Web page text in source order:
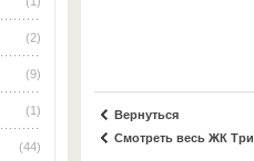
(2)
(9)
(1)
(44)
Вернуться
Смотреть весь ЖК